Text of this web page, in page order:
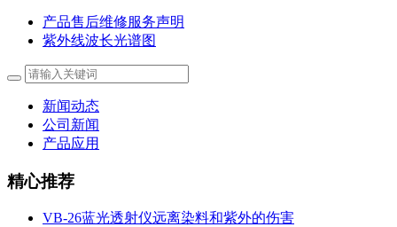
产品售后维修服务声明
紫外线波长光谱图
新闻动态
公司新闻
产品应用
精心推荐
VB-26蓝光透射仪远离染料和紫外的伤害